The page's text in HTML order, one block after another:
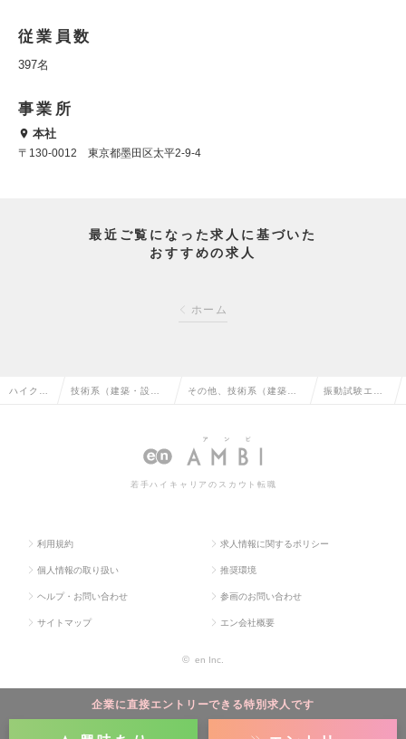
従業員数
397名
事業所
本社
〒130-0012 東京都墨田区太平2-9-4
最近ご覧になった求人に基づいた
おすすめの求人
ホーム
企業に直接エントリーできる特別求人です
ハイクラ 技術系（建築・設 その他、技術系（建築・
の転職
振動試験エン
若手ハイキャリアのスカウト転職
利用規約 求人情報に関するポリシー
個人情報の取り扱い 推奨環境
ヘルプ・お問い合わせ 参画のお問い合わせ
サイトマップ エン会社概要
© en Inc.